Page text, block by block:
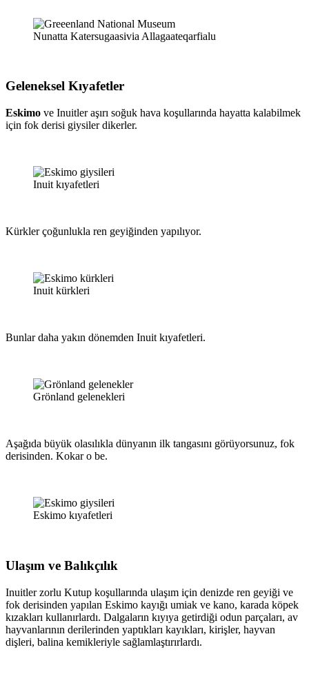
Nunatta Katersugaasivia Allagaateqarfialu
Geleneksel Kıyafetler
Eskimo ve Inuitler aşırı soğuk hava koşullarında hayatta kalabilmek
için fok derisi giysiler dikerler.
Inuit kıyafetleri
Kürkler çoğunlukla ren geyiğinden yapılıyor.
Inuit kürkleri
Bunlar daha yakın dönemden Inuit kıyafetleri.
Grönland gelenekleri
Aşağıda büyük olasılıkla dünyanın ilk tangasını görüyorsunuz, fok
derisinden. Kokar o be.
Eskimo kıyafetleri
Ulaşım ve Balıkçılık
Inuitler zorlu Kutup koşullarında ulaşım için denizde ren geyiği ve
fok derisinden yapılan Eskimo kayığı umiak ve kano, karada köpek
kızakları kullanırlardı. Dalgaların kıyıya getirdiği odun parçaları, av
hayvanlarının derilerinden yaptıkları kayıkları, kirişler, hayvan
dişleri, balina kemikleriyle sağlamlaştırırlardı.